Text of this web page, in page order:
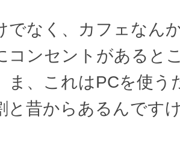
でなく、カフェなん
コンセントがあると
ま、これはPCを使う
と昔からあるんです